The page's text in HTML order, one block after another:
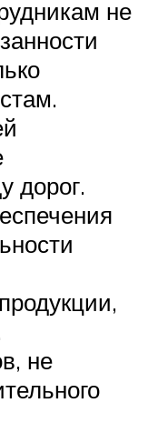
не
дорог.
не